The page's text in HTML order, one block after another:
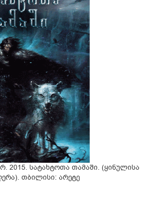
2015. სატახტოთა თამაში. (ყინულისა
თბილისი: არეტე